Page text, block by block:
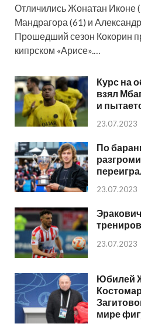
Отличились Жонатан Иконе
Мандрагора (61) и
Прошедший сезон Кокорин
кипрском «Арисе».…
Курс на
взял
и
23.07.2023
По
23.07.2023
23.07.2023
Юбилей
мире